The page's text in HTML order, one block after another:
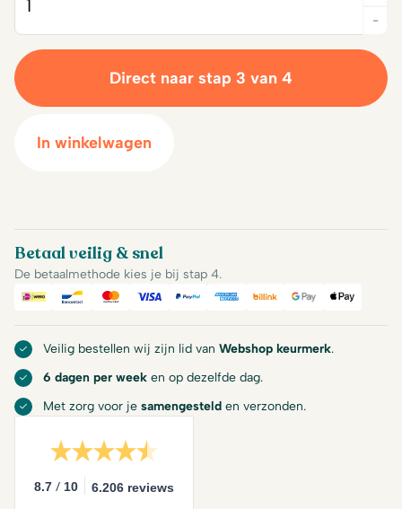
-
Direct naar stap 3 van 4
In winkelwagen
Betaal veilig & snel
De betaalmethode kies je bij stap 4.
iDeal Bancontact
Mastercard
Visa PayPalAmerican Express
BillinkGoogle Pay
Apple
Veilig bestellen wij zijn lid van Webshop keurmerk.
6 dagen per week en op dezelfde dag.
Met zorg voor je samengesteld en verzonden.
8.7 / 10 6.206 reviews